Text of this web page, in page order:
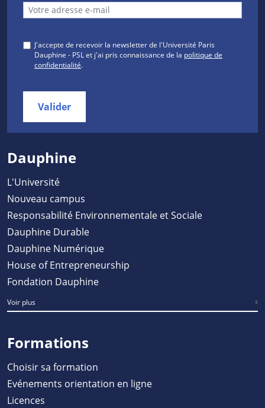
J'accepte de recevoir la newsletter de l'Université Paris
Dauphine - PSL et j'ai pris connaissance de la politique de
confidentialité.
Valider
Dauphine
L'Université
Nouveau campus
Responsabilité Environnementale et Sociale
Dauphine Durable
Dauphine Numérique
House of Entrepreneurship
Fondation Dauphine
Voir plus
Formations
Choisir sa formation
Evénements orientation en ligne
Licences